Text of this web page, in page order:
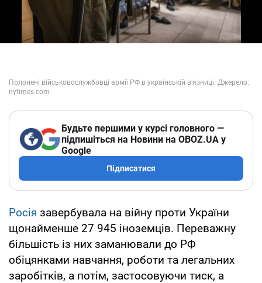
Будьте першими у курсі головного —
підпишіться на Новини на OBOZ.UA у
Google
Підписатися
Росія завербувала на війну проти України
щонайменше 27 945 іноземців. Переважну
більшість із них заманювали до РФ
обіцянками навчання, роботи та легальних
заробітків, а потім, застосовуючи тиск, а